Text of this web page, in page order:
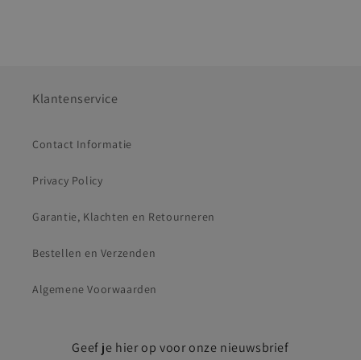
Klantenservice
Contact Informatie
Privacy Policy
Garantie, Klachten en Retourneren
Bestellen en Verzenden
Algemene Voorwaarden
Geef je hier op voor onze nieuwsbrief